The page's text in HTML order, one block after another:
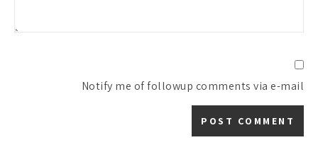
Notify me of followup comments via e-mail